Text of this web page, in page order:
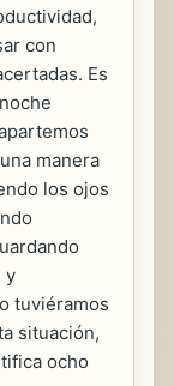
con
Es
manera
los ojos
y
tuviéramos
situación,
ocho